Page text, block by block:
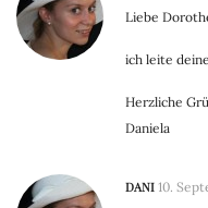
Liebe
ich leite
Herzliche
Daniela
DANI 10.